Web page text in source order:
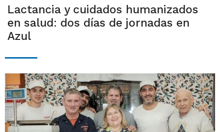
Lactancia y cuidados humanizados
en salud: dos días de jornadas en
Azul